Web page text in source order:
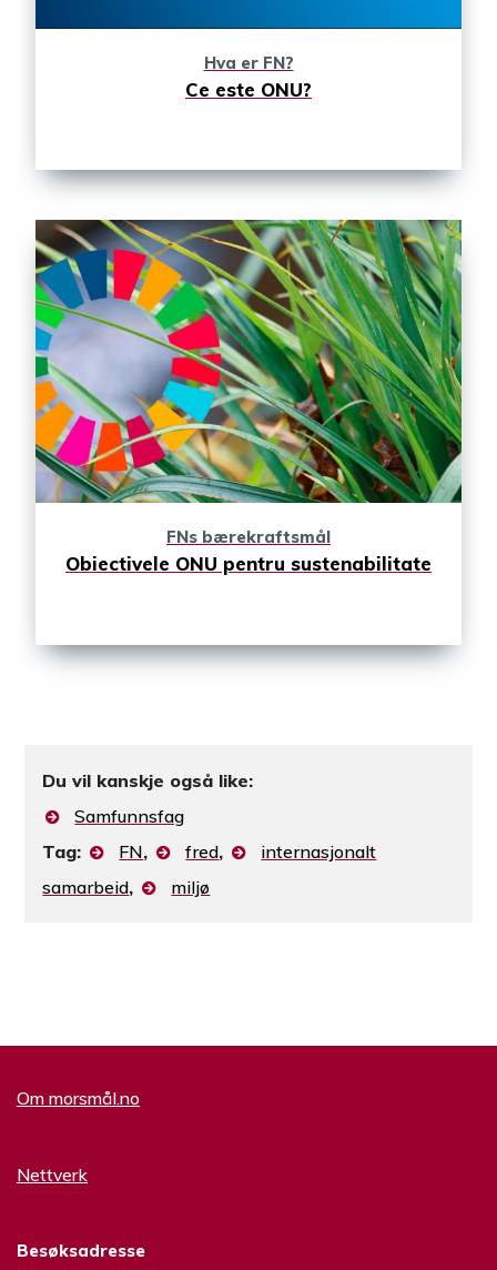
Hva er FN?
Ce este ONU?
FNs bærekraftsmål
Obiectivele ONU pentru sustenabilitate
Du vil kanskje også like:
Samfunnsfag
Tag:
FN, fred,
internasjonalt
samarbeid, miljø
Om morsmål.no
Nettverk
Besøksadresse